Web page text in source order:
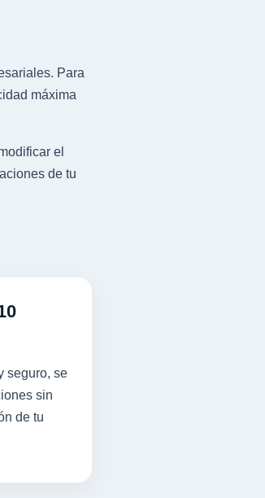
Para
máxima
el
de tu
seguro, se
sin
de tu